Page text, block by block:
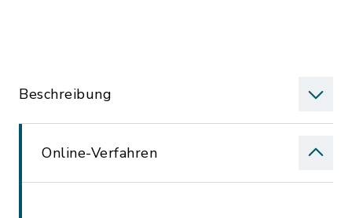
Beschreibung
Online-Verfahren